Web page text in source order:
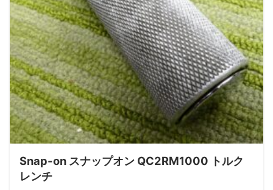
Snap-on スナップオン QC2RM1000 トルク
レンチ